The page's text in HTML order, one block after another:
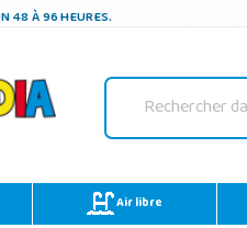
48 À 96 HEURES.
Air libre